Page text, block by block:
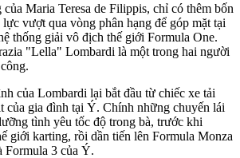
của Maria Teresa de Filippis, chỉ có thêm bốn
vượt qua vòng phân hạng để góp mặt tại
thống giải vô địch thế giới Formula One.
"Lella" Lombardi là một trong hai người
của Lombardi lại bắt đầu từ chiếc xe tải
của gia đình tại Ý. Chính những chuyến lái
tình yêu tốc độ trong bà, trước khi
giới karting, rồi dần tiến lên Formula Monza
Formula 3 của Ý.